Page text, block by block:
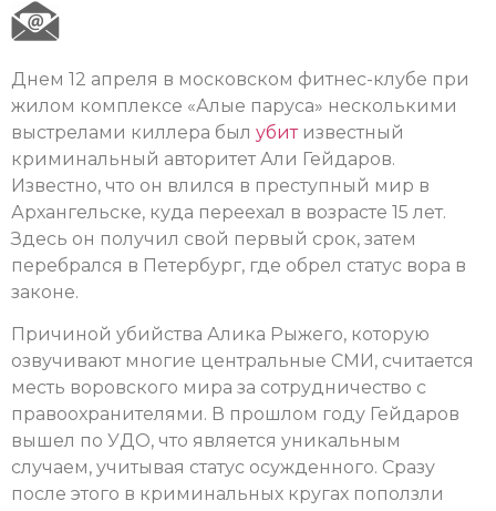
Днем 12 апреля в московском фитнес-клубе при
жилом комплексе «Алые паруса» несколькими
выстрелами киллера был убитизвестный
криминальный авторитет Али Гейдаров.
Известно, что он влился в преступный мир в
Архангельске, куда переехал в возрасте 15 лет.
Здесь он получил свой первый срок, затем
перебрался в Петербург, где обрел статус вора в
законе.
Причиной убийства Алика Рыжего, которую
озвучивают многие центральные СМИ, считается
месть воровского мира за сотрудничество с
правоохранителями. В прошлом году Гейдаров
вышел по УДО, что является уникальным
случаем, учитывая статус осужденного. Сразу
после этого в криминальных кругах поползли